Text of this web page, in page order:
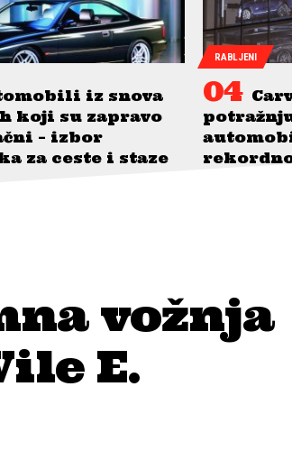
iz snova
koji su zapravo
– izbor
za ceste i staze
RABLJENI
vožnja
E.